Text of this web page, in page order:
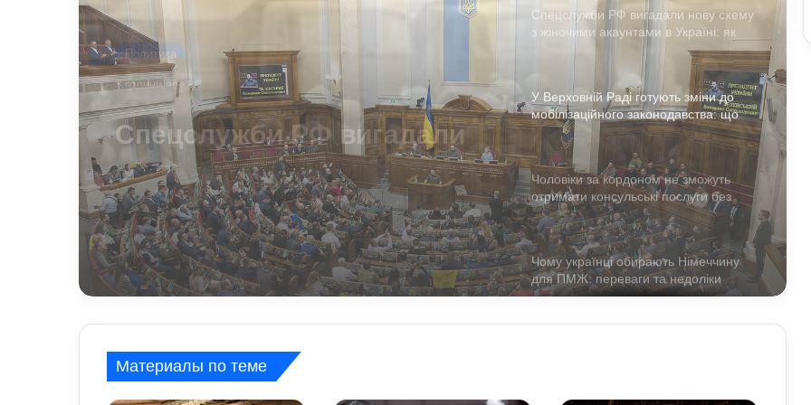
Политика
1 день ago
У Верховній Раді готують
зміни до мобілізаційного
законодавства: що
запропонували депутати
виманюють військових
У Верховній Раді готують зміни до
мобілізаційного законодавства: що
запропонували депутати
Чоловіки за кордоном не зможуть
отримати консульські послуги без
військово-облікових документів
Чому українці обирають Німеччину
для ПМЖ: переваги та недоліки
країни
України у США: хто він та чим відомий
Материалы по теме